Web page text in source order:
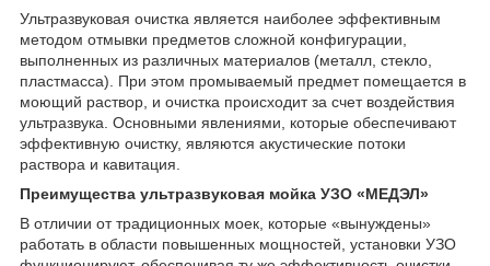
Ультразвуковая очистка является наиболее эффективным
методом отмывки предметов сложной конфигурации,
выполненных из различных материалов (металл, стекло,
пластмасса). При этом промываемый предмет помещается в
моющий раствор, и очистка происходит за счет воздействия
ультразвука. Основными явлениями, которые обеспечивают
эффективную очистку, являются акустические потоки
раствора и кавитация.
Преимущества ультразвуковая мойка УЗО «МЕДЭЛ»
В отличии от традиционных моек, которые «вынуждены»
работать в области повышенных мощностей, установки УЗО